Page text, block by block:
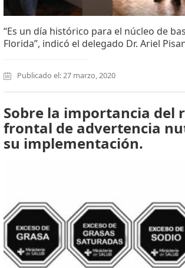
“Es un día histórico para el núcleo de
Florida”, indicó el delegado Dr. Ariel
Publicado el: 27 marzo, 2020
Sobre la importancia del
frontal de advertencia
su implementación.